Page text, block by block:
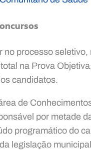
no processo seletivo,
na Prova
candidatos.
de
por metade
programático do
legislação